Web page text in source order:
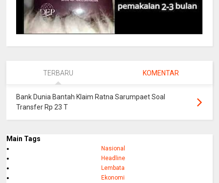
TERBARU KOMENTAR
Bank Dunia Bantah Klaim Ratna Sarumpaet Soal
Transfer Rp 23 T
Main Tags
Nasional
Headline
Lembata
Ekonomi